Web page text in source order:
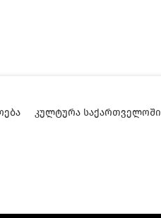
ᲙᲣᲚᲢᲣᲠᲐ ᲡᲐᲥᲐᲠᲗᲕᲔᲚᲝᲨᲘ